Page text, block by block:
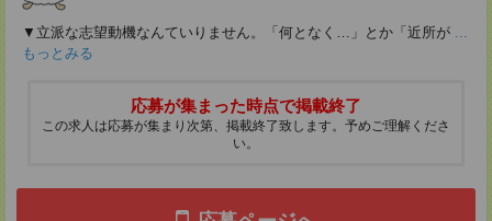
▼立派な志望動機なんていりません。「何となく…」とか「近所が ...
もっとみる
応募が集まった時点で掲載終了
この求人は応募が集まり次第、掲載終了致します。予めご理解くださ
い。